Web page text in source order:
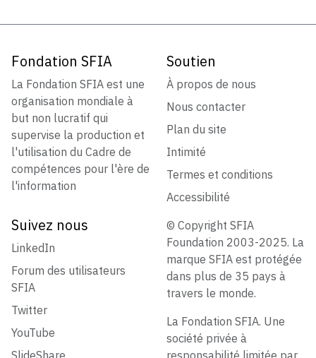
Fondation SFIA
La Fondation SFIA est une
organisation mondiale à
but non lucratif qui
supervise la production et
l'utilisation du Cadre de
compétences pour l'ère de
l'information
Soutien
À propos de nous
Nous contacter
Plan du site
Intimité
Termes et conditions
Accessibilité
Suivez nous
LinkedIn
Forum des utilisateurs
SFIA
Twitter
YouTube
SlideShare
© Copyright SFIA
Foundation 2003-2025. La
marque SFIA est protégée
dans plus de 35 pays à
travers le monde.
La Fondation SFIA. Une
société privée à
responsabilité limitée par